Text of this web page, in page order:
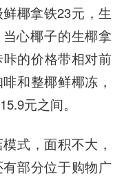
椰拿铁23元，生
心椰子的生椰拿
的价格带相对前
和整椰鲜椰冻，
元之间。
式，面积不大，
部分位于购物广